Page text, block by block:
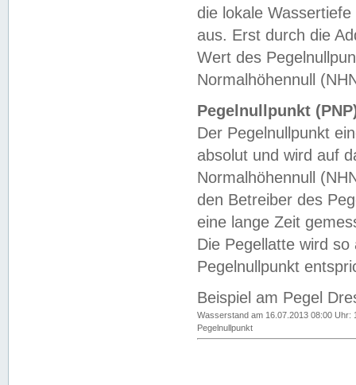
die lokale
aus. Erst durch die
Wert des
Normalhöhennull
Pegelnullpunkt
Der Pegelnullpunkt
absolut und wird auf
Normalhöhennull
den Betreiber des
eine lange Zeit
Die Pegellatte wird
Pegelnullpunkt
Beispiel am Pegel
Wasserstand am 16.07.2013 08:00 Uhr:
Pegelnullpunkt